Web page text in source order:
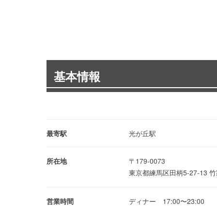
基本情報
最寄駅 光が丘駅
所在地
〒179-0073
東京都練馬区田柄5-27-13
営業時間 ディナー 17:00〜23:00